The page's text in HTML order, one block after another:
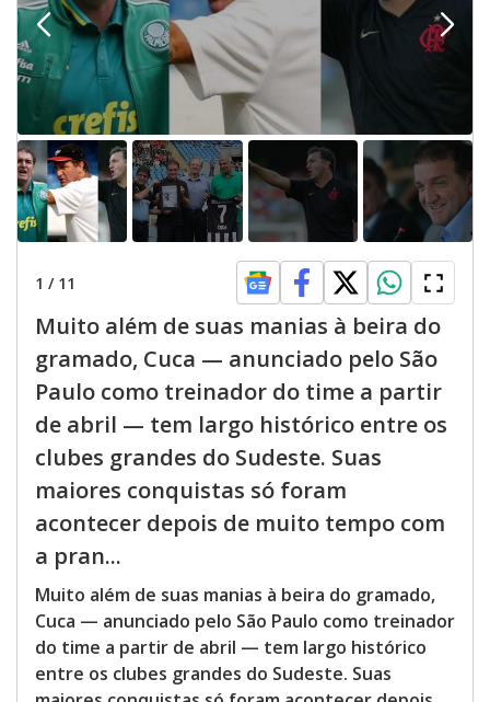
1 / 11
Muito além de suas manias à beira do
gramado, Cuca — anunciado pelo São
Paulo como treinador do time a partir
de abril — tem largo histórico entre os
clubes grandes do Sudeste. Suas
maiores conquistas só foram
acontecer depois de muito tempo com
a pran...
Muito além de suas manias à beira do gramado,
Cuca — anunciado pelo São Paulo como treinador
do time a partir de abril — tem largo histórico
entre os clubes grandes do Sudeste. Suas